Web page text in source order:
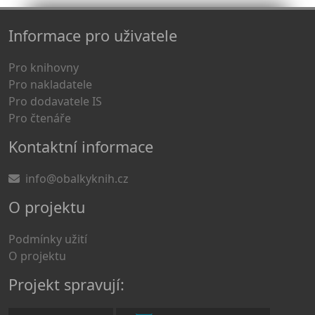
Informace pro uživatele
Pro knihovny
Pro nakladatele
Pro dodavatele IS
Pro čtenáře
Kontaktní informace
info@obalkyknih.cz
O projektu
Podmínky užití
O projektu
Projekt spravují: